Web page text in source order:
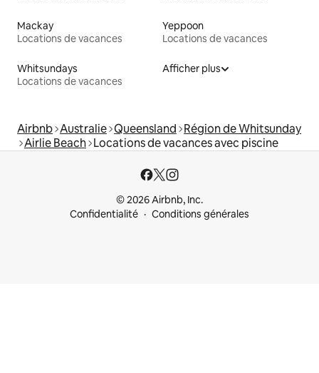
Mackay
Locations de vacances
Yeppoon
Locations de vacances
Whitsundays
Locations de vacances
Afficher plus
Airbnb Australie Queensland Région de Whitsunday
Airlie Beach Locations de vacances avec piscine
© 2026 Airbnb, Inc.
Confidentialité
Conditions générales